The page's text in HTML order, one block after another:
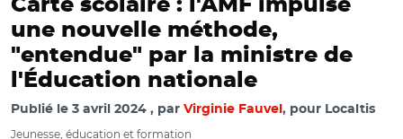
Carte scolaire : l'AMF impulse
une nouvelle méthode,
"entendue" par la ministre de
l'Éducation nationale
Publié le 3 avril 2024 par Virginie Fauvel , pour Localtis
Jeunesse, éducation et formation